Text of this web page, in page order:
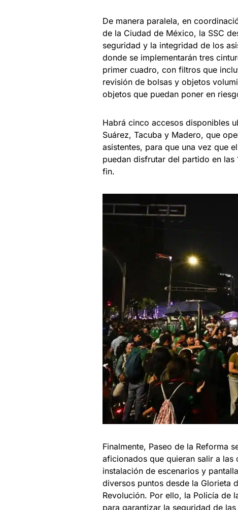
De manera paralela, en
de la Ciudad de México, la SSC
seguridad y la integridad de los
donde se implementarán tres
primer cuadro, con filtros que
revisión de bolsas y objetos
objetos que puedan poner en
Habrá cinco accesos disponibles
Suárez, Tacuba y Madero, que
asistentes, para que una vez que
puedan disfrutar del partido en las
fin.
Finalmente, Paseo de la Reforma
aficionados que quieran salir a
instalación de escenarios y
diversos puntos desde la Glorieta
Revolución. Por ello, la Policía de
para garantizar la seguridad de